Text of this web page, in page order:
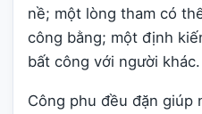
nề; một lòng tham có
công bằng; một định
bất công với người khác.
Công phu đều đặn giúp